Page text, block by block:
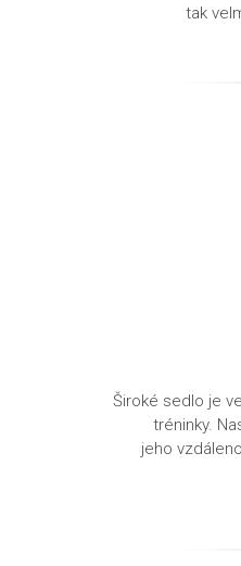
tak
Široké sedlo je
tréninky.
jeho